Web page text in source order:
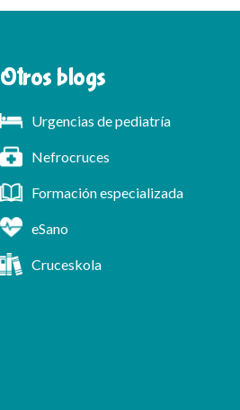
Otros blogs
Urgencias de pediatría
Nefrocruces
Formación especializada
eSano
Cruceskola